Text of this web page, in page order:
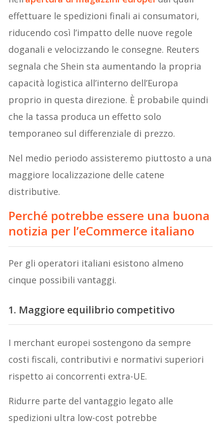
effettuare le spedizioni finali ai consumatori,
riducendo così l’impatto delle nuove regole
doganali e velocizzando le consegne. Reuters
segnala che Shein sta aumentando la propria
capacità logistica all’interno dell’Europa
proprio in questa direzione. È probabile quindi
che la tassa produca un effetto solo
temporaneo sul differenziale di prezzo.
Nel medio periodo assisteremo piuttosto a una
maggiore localizzazione delle catene
distributive.
Perché potrebbe essere una buona
notizia per l’eCommerce italiano
Per gli operatori italiani esistono almeno
cinque possibili vantaggi.
1. Maggiore equilibrio competitivo
I merchant europei sostengono da sempre
costi fiscali, contributivi e normativi superiori
rispetto ai concorrenti extra-UE.
Ridurre parte del vantaggio legato alle
spedizioni ultra low-cost potrebbe